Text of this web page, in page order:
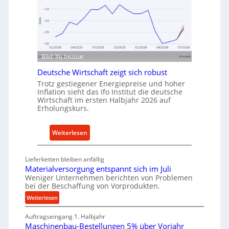
I
t
r
i
e
-
E
s
t
z
t
i
l
d
ü
r
n
a
c
h
a
t
i
g
e
W
r
k
Bild: Ifo Institut
Deutsche Wirtschaft zeigt sich robust
Trotz gestiegener Energiepreise und hoher
Inflation sieht das Ifo Institut die deutsche
Wirtschaft im ersten Halbjahr 2026 auf
Erholungskurs.
Weiterlesen
D
u
t
s
h
e
Lieferketten bleiben anfällig
Materialversorgung entspannt sich im Juli
Weniger Unternehmen berichten von Problemen
bei der Beschaffung von Vorprodukten.
Weiterlesen:
M
a
t
Auftragseingang 1. Halbjahr
Maschinenbau-Bestellungen 5% über Vorjahr